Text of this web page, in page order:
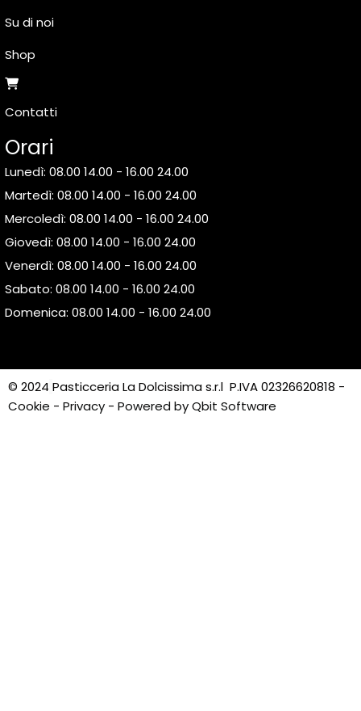
Su di noi
Shop
Contatti
Orari
Lunedì: 08.00 14.00 - 16.00 24.00
Martedì: 08.00 14.00 - 16.00 24.00
Mercoledì: 08.00 14.00 - 16.00 24.00
Giovedì: 08.00 14.00 - 16.00 24.00
Venerdì: 08.00 14.00 - 16.00 24.00
Sabato: 08.00 14.00 - 16.00 24.00
Domenica: 08.00 14.00 - 16.00 24.00
© 2024 Pasticceria La Dolcissima s.r.l P.IVA 02326620818 -
Cookie - Privacy - Powered by Qbit Software